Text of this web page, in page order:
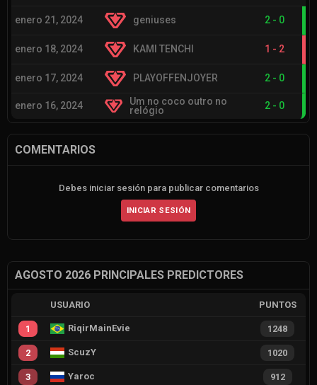
enero 21, 2024 geniuses 2 - 0
enero 18, 2024 KAMI TENCHI 1 - 2
enero 17, 2024 PLAYOFFENJOYER 2 - 0
enero 16, 2024
Um no coco outro no
relógio
2 - 0
COMENTARIOS
Debes iniciar sesión para publicar comentarios
INICIAR SESIÓN
AGOSTO 2026 PRINCIPALES PREDICTORES
USUARIO PUNTOS
1 RiqirMainEvie 1248
2 ScuzY 1020
3 Yaroc 912